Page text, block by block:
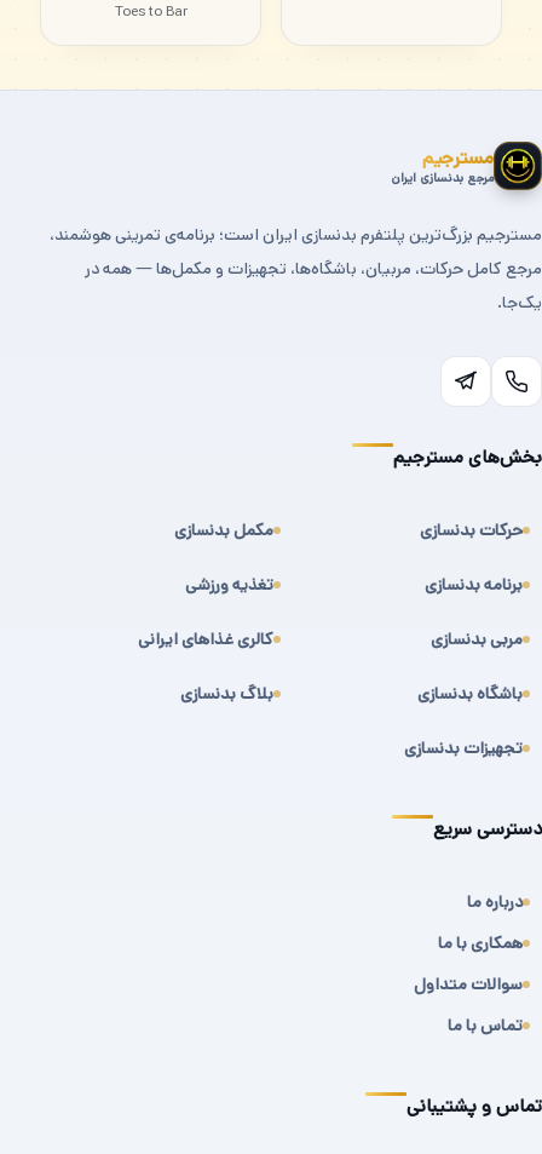
Toes to Bar
مسترجیم
مرجع بدنسازی ایران
مسترجیم بزرگ‌ترین پلتفرم بدنسازی ایران است؛ برنامه‌ی تمرینی هوشمند،
مرجع کامل حرکات، مربیان، باشگاه‌ها، تجهیزات و مکمل‌ها — همه در
یک‌جا.
بخش‌های مسترجیم
حرکات بدنسازی
برنامه بدنسازی
مربی بدنسازی
باشگاه بدنسازی
تجهیزات بدنسازی
مکمل بدنسازی
تغذیه ورزشی
کالری غذاهای ایرانی
بلاگ بدنسازی
دسترسی سریع
درباره ما
همکاری با ما
سوالات متداول
تماس با ما
تماس و پشتیبانی